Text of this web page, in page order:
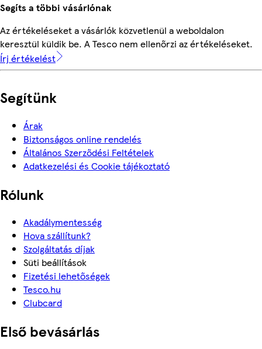
Segíts a többi vásárlónak
Az értékeléseket a vásárlók közvetlenül a weboldalon
keresztül küldik be. A Tesco nem ellenőrzi az értékeléseket.
Írj értékelést
Segítünk
Árak
Biztonságos online rendelés
Általános Szerződési Feltételek
Adatkezelési és Cookie tájékoztató
Rólunk
Akadálymentesség
Hova szállítunk?
Szolgáltatás díjak
Süti beállítások
Fizetési lehetőségek
Tesco.hu
Clubcard
Első bevásárlás